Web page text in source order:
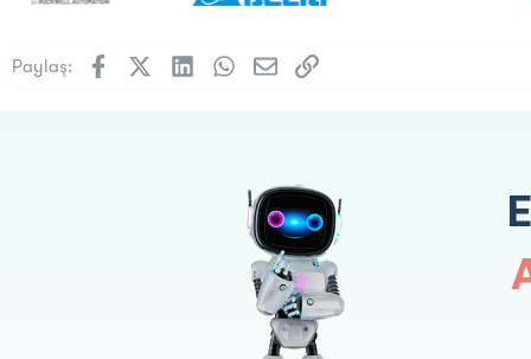
Paylaş: FacebookX (Twitter)LinkedInWhatsApp
E-postaLink